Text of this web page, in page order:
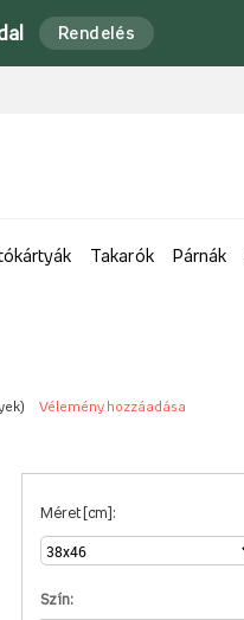
Rendelés
Takarók Párnák
) Vélemény hozzáadása
Méret [cm]:
Szín: